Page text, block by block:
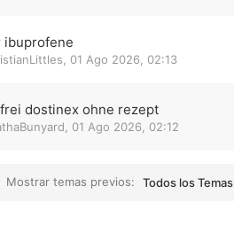
ibuprofene
01 Ago 2026, 02:13
dostinex ohne rezept
01 Ago 2026, 02:12
Mostrar temas previos: Todos los Temas